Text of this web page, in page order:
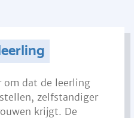
om dat de leerling
zelfstandiger
krijgt. De